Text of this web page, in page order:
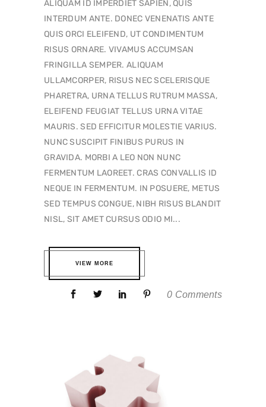
ALIQUAM ID IMPERDIET SAPIEN, QUIS
INTERDUM ANTE. DONEC VENENATIS ANTE
QUIS ORCI ELEIFEND, UT CONDIMENTUM
RISUS ORNARE. VIVAMUS ACCUMSAN
FRINGILLA SEMPER. ALIQUAM
ULLAMCORPER, RISUS NEC SCELERISQUE
PHARETRA, URNA TELLUS RUTRUM MASSA,
ELEIFEND FEUGIAT TELLUS URNA VITAE
MAURIS. SED EFFICITUR MOLESTIE VARIUS.
NUNC SUSCIPIT FINIBUS PURUS IN
GRAVIDA. MORBI A LEO NON NUNC
FERMENTUM LAOREET. CRAS CONVALLIS ID
NEQUE IN FERMENTUM. IN POSUERE, METUS
SED TEMPUS CONGUE, NIBH RISUS BLANDIT
NISL, SIT AMET CURSUS ODIO MI...
VIEW MORE
0 Comments